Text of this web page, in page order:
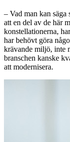
– Vad man kan
att en del av de här
konstellationerna,
har behövt göra
krävande miljö, inte
branschen kanske
att modernisera.